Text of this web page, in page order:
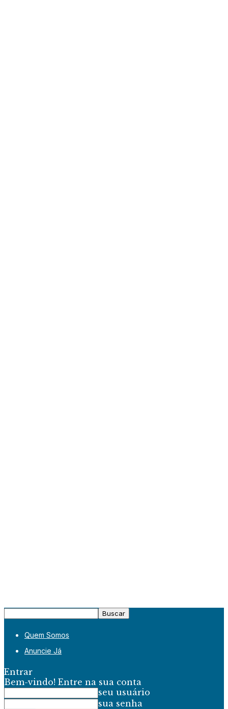
Quem Somos
Anuncie Já
Entrar
Bem-vindo! Entre na sua conta
seu usuário
sua senha